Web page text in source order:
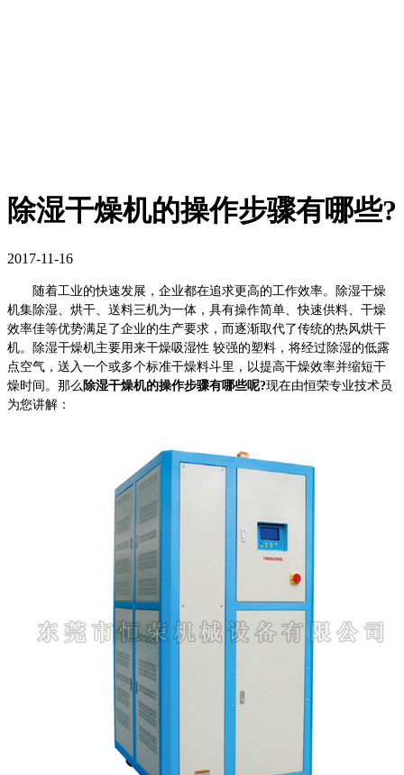
除湿干燥机的操作步骤有哪些?
2017-11-16
随着工业的快速发展，企业都在追求更高的工作效率。除湿干燥
机集除湿、烘干、送料三机为一体，具有操作简单、快速供料、干燥
效率佳等优势满足了企业的生产要求，而逐渐取代了传统的热风烘干
机。除湿干燥机主要用来干燥吸湿性 较强的塑料，将经过除湿的低露
点空气，送入一个或多个标准干燥料斗里，以提高干燥效率并缩短干
燥时间。那么 除湿干燥机的操作步骤有哪些呢?现在由恒荣专业技术员
为您讲解：